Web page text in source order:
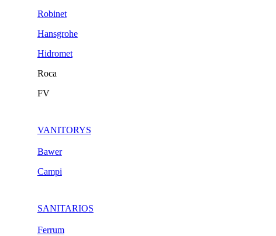
Robinet
Hansgrohe
Hidromet
Roca
FV
VANITORYS
Bawer
Campi
SANITARIOS
Ferrum